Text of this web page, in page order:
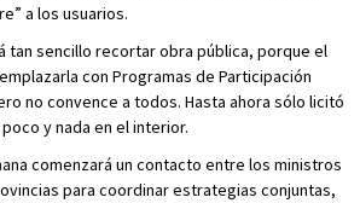
a los usuarios.
tan sencillo recortar obra pública, porque el
con Programas de Participación
no convence a todos. Hasta ahora sólo licitó
y nada en el interior.
comenzará un contacto entre los ministros
para coordinar estrategias conjuntas,